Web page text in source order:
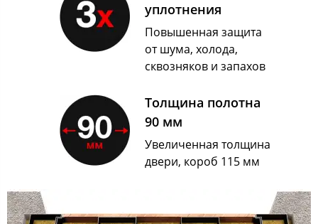
Толщина полотна
90 мм
Повышенная защита
от шума, холода,
сквозняков и запахов
Увеличенная толщина
двери, короб 115 мм
уплотнения